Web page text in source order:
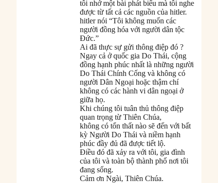
tôi nhớ một bài phát biểu mà tôi nghe
được từ tất cả các nguồn của hitler.
hitler nói “Tôi không muốn các
người đồng hóa với người dân tộc
Đức.”
Ai đã thực sự gửi thông điệp đó ?
Ngay cả ở quốc gia Do Thái, cộng
đồng hạnh phúc nhất là những người
Do Thái Chính Cống và không có
người Dân Ngoại hoặc thậm chí
không có các hành vi dân ngoại ở
giữa họ.
Khi chúng tôi tuân thủ thông điệp
quan trọng từ Thiên Chúa,
không có tổn thất nào sẽ đến với bất
kỳ Người Do Thái và niềm hạnh
phúc đầy đủ đã được tiết lộ.
Điều đó đã xảy ra với tôi, gia đình
của tôi và toàn bộ thành phố nơi tôi
đang sống.
Cảm ơn Ngài, Thiên Chúa.